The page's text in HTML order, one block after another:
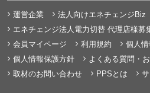
運営企業
法人向けエネチェンジBiz
エネチェンジ法人電力切替 代理店様募
会員マイページ
利用規約
個人
個人情報保護方針
よくある質問・
取材のお問い合わせ
PPSとは